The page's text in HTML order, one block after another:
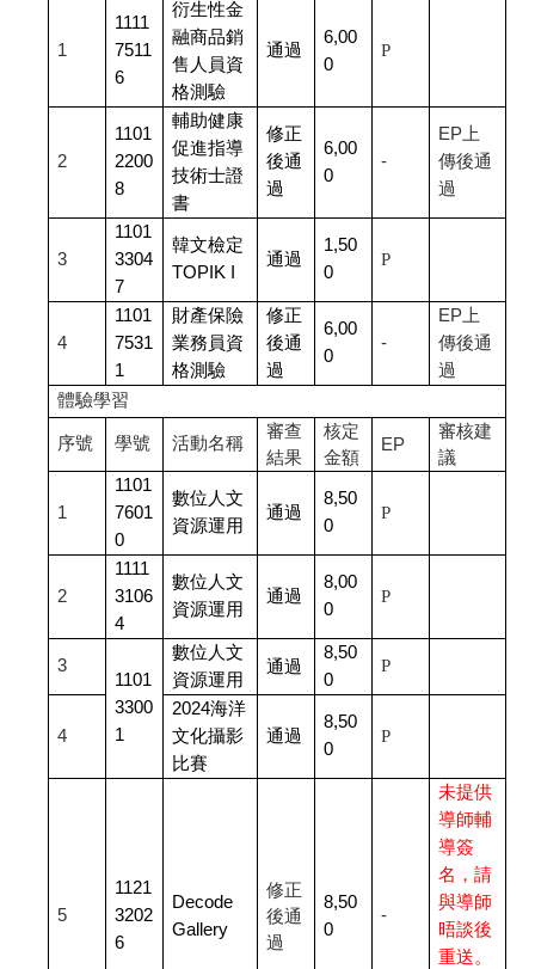
1
1111
7511
6
衍生性金
融商品銷
售人員資
格測驗
通過
6,00
0
P
2
1101
2200
8
輔助健康
促進指導
技術士證
書
修正
後通
過
6,00
0
-
EP 上
傳後通
過
3
1101
3304
7
韓文檢定
TOPIK I
通過
1,50
0
P
4
1101
7531
1
財產保險
業務員資
格測驗
修正
後通
過
6,00
0
-
EP 上
傳後通
過
體驗學習
序號 學號 活動名稱
審查
結果
核定
金額
EP
審核建
議
1
1101
7601
0
數位人文
資源運用
通過
8,50
0
P
2
1111
3106
4
數位人文
資源運用
通過
8,00
0
P
3
1101
3300
1
數位人文
資源運用
通過
8,50
0
P
4
2024海洋
文化攝影
比賽
通過
8,50
0
P
5
1121
3202
6
Decode
Gallery
修正
後通
過
8,50
0
-
未提供
導師輔
導簽
名，請
與導師
晤談後
重送。